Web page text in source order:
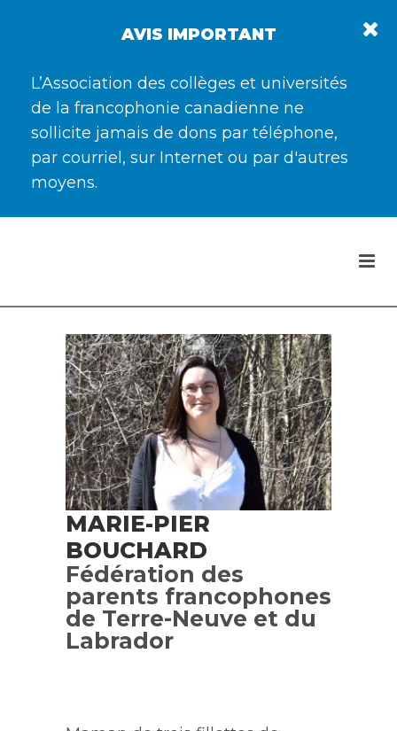
AVIS IMPORTANT
L’Association des collèges et universités
de la francophonie canadienne ne
sollicite jamais de dons par téléphone,
par courriel, sur Internet ou par d'autres
moyens.
MARIE-PIER
BOUCHARD
Fédération des
parents francophones
de Terre-Neuve et du
Labrador